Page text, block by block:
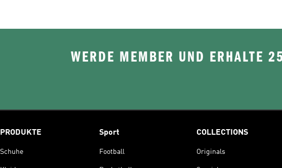
WERDE MEMBER UND ERHALTE
PRODUKTE
Schuhe
Sport
Football
COLLECTIONS
Originals